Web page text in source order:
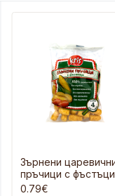
Зърнени
пръчици с фъстъци
гр
0.79€